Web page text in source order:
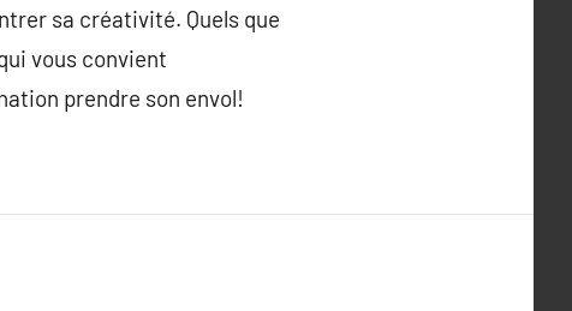
sa créativité. Quels que
vous convient
prendre son envol!